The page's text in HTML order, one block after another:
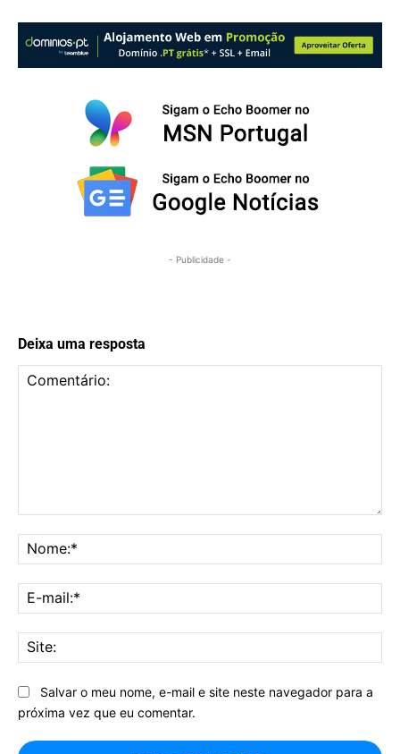
- Publicidade -
Deixa uma resposta
Salvar o meu nome, e-mail e site neste navegador para a
próxima vez que eu comentar.